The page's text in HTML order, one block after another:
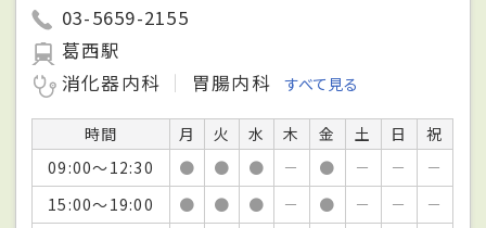
03-5659-2155
葛西駅
消化器内科
胃腸内科 すべて見る
時間 月 火 水 木 金 土 日
祝
09:00～12:30
● ● ● － ● － －
－
15:00～19:00
● ● ● － ● － － －